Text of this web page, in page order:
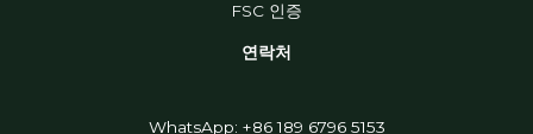
FSC 인증
연락처
WhatsApp: +86 189 6796 5153